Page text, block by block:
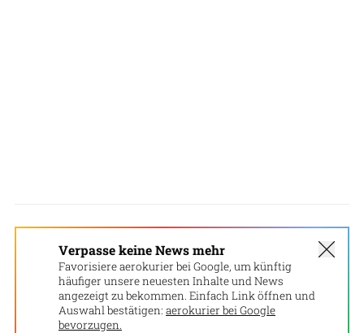
Verpasse keine News mehr
Favorisiere aerokurier bei Google, um künftig
häufiger unsere neuesten Inhalte und News
angezeigt zu bekommen. Einfach Link öffnen und
Auswahl bestätigen: aerokurier bei Google
bevorzugen.